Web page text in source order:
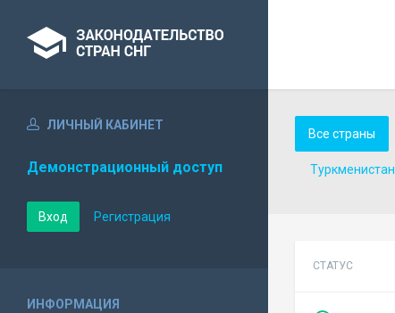
ЛИЧНЫЙ КАБИНЕТ
Демонстрационный доступ
Вход Регистрация
ИНФОРМАЦИЯ
Все страны
Туркменистан
СТАТУС